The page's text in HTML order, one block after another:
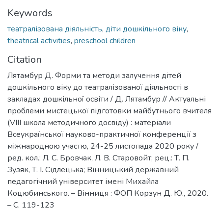
Keywords
театралізована діяльність, діти дошкільного віку,
theatrical activities, preschool children
Citation
Лятамбур Д. Форми та методи залучення дітей
дошкільного віку до театралізованої діяльності в
закладах дошкільної освіти / Д. Лятамбур // Актуальні
проблеми мистецької підготовки майбутнього вчителя
(VІІІ школа методичного досвіду) : матеріали
Всеукраїнської науково-практичної конференції з
міжнародною участю, 24-25 листопада 2020 року /
ред. кол.: Л. С. Бровчак, Л. В. Старовойт; рец.: Т. П.
Зузяк, Т. І. Сідлецька; Вінницький державний
педагогічний університет імені Михайла
Коцюбинського. – Вінниця : ФОП Корзун Д. Ю., 2020.
– С. 119-123